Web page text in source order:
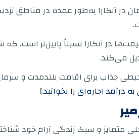
در آنکارا به‌طور عمده در
در آنکارا نسبتاً پایین‌تر
می‌کند.
جذاب برای اقامت بلندمدت و
درآمد اجاره‌ای را بخوانید.]
متمایز و سبک زندگی آرام خود